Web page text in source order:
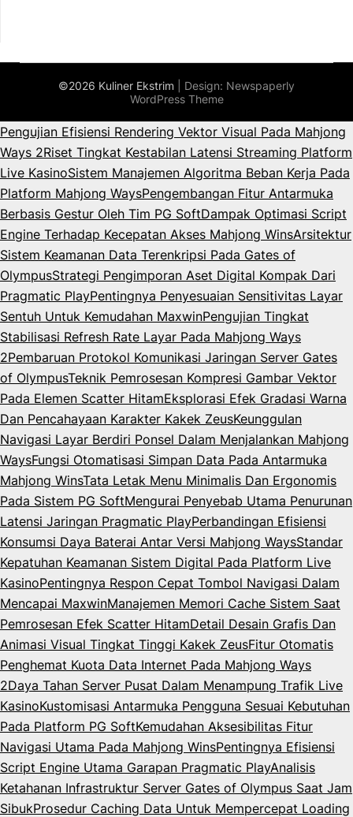
©2026 Kuliner Ekstrim | Design: Newspaperly
WordPress Theme
Pengujian Efisiensi Rendering Vektor Visual Pada Mahjong
Ways 2Riset Tingkat Kestabilan Latensi Streaming Platform
Live KasinoSistem Manajemen Algoritma Beban Kerja Pada
Platform Mahjong WaysPengembangan Fitur Antarmuka
Berbasis Gestur Oleh Tim PG SoftDampak Optimasi Script
Engine Terhadap Kecepatan Akses Mahjong WinsArsitektur
Sistem Keamanan Data Terenkripsi Pada Gates of
OlympusStrategi Pengimporan Aset Digital Kompak Dari
Pragmatic PlayPentingnya Penyesuaian Sensitivitas Layar
Sentuh Untuk Kemudahan MaxwinPengujian Tingkat
Stabilisasi Refresh Rate Layar Pada Mahjong Ways
2Pembaruan Protokol Komunikasi Jaringan Server Gates
of OlympusTeknik Pemrosesan Kompresi Gambar Vektor
Pada Elemen Scatter HitamEksplorasi Efek Gradasi Warna
Dan Pencahayaan Karakter Kakek ZeusKeunggulan
Navigasi Layar Berdiri Ponsel Dalam Menjalankan Mahjong
WaysFungsi Otomatisasi Simpan Data Pada Antarmuka
Mahjong WinsTata Letak Menu Minimalis Dan Ergonomis
Pada Sistem PG SoftMengurai Penyebab Utama Penurunan
Latensi Jaringan Pragmatic PlayPerbandingan Efisiensi
Konsumsi Daya Baterai Antar Versi Mahjong WaysStandar
Kepatuhan Keamanan Sistem Digital Pada Platform Live
KasinoPentingnya Respon Cepat Tombol Navigasi Dalam
Mencapai MaxwinManajemen Memori Cache Sistem Saat
Pemrosesan Efek Scatter HitamDetail Desain Grafis Dan
Animasi Visual Tingkat Tinggi Kakek ZeusFitur Otomatis
Penghemat Kuota Data Internet Pada Mahjong Ways
2Daya Tahan Server Pusat Dalam Menampung Trafik Live
KasinoKustomisasi Antarmuka Pengguna Sesuai Kebutuhan
Pada Platform PG SoftKemudahan Aksesibilitas Fitur
Navigasi Utama Pada Mahjong WinsPentingnya Efisiensi
Script Engine Utama Garapan Pragmatic PlayAnalisis
Ketahanan Infrastruktur Server Gates of Olympus Saat Jam
SibukProsedur Caching Data Untuk Mempercepat Loading